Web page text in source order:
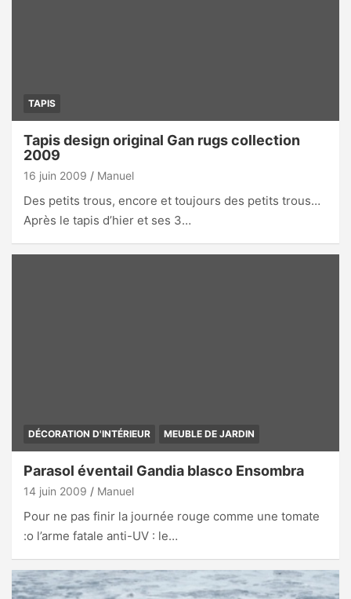
TAPIS
Tapis design original Gan rugs collection
2009
16 juin 2009 Manuel
Des petits trous, encore et toujours des petits trous…
Après le tapis d’hier et ses 3…
DÉCORATION D'INTÉRIEUR MEUBLE DE JARDIN
Parasol éventail Gandia blasco Ensombra
14 juin 2009 Manuel
Pour ne pas finir la journée rouge comme une tomate
:o l’arme fatale anti-UV : le…